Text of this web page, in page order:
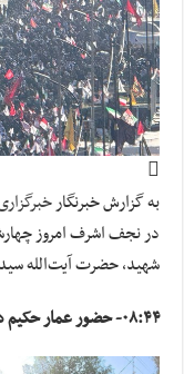
به گزارش خبرنگار
شهید، حضرت آیت‌الله
۰۸:۴۴- حضور عمار حکیم در مراسم تشییع امام شهید در نجف